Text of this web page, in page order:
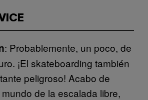
: Probablemente, un poco, de
¡El skateboarding también
peligroso! Acabo de
de la escalada libre,